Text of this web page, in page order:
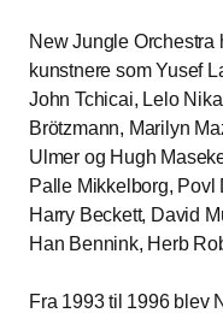
New Jungle Orchestra
kunstnere som Yusef
John Tchicai, Lelo
Brötzmann, Marilyn
Ulmer og Hugh
Palle Mikkelborg,
Harry Beckett, David
Han Bennink, Herb
Fra 1993 til 1996 blev